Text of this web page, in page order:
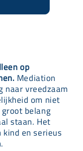
op
Mediation
naar vreedzaam
om niet
belang
staan. Het
en serieus